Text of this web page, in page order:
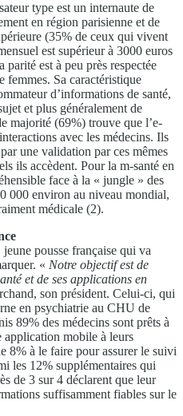
type est un internaute de
en région parisienne et de
(35% de ceux qui vivent
est supérieur à 3000 euros
est à peu près respectée
femmes. Sa caractéristique
d’informations de santé,
et plus généralement de
majorité (69%) trouve que l’e-
avec les médecins. Ils
une validation par ces mêmes
ils accèdent. Pour la m-santé en
face à la « jungle » des
000 environ au niveau mondial,
médicale (2).
pousse française qui va
« Notre objectif est de
et de ses applications en
son président. Celui-ci, qui
en psychiatrie au CHU de
89% des médecins sont prêts à
application mobile à leurs
8% à le faire pour assurer le suivi
les 12% supplémentaires qui
de 3 sur 4 déclarent que leur
suffisamment fiables sur le